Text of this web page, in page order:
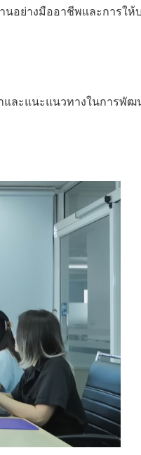
นอย่างมืออาชีพและการใ
และแนะแนวทางในการพั